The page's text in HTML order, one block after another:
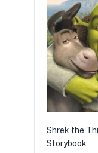
Shrek the
Storybook